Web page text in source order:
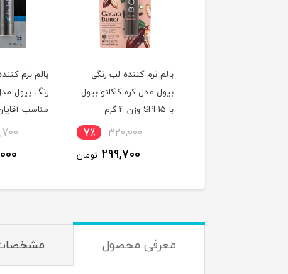
بالم نرم کننده لب رنگی
بیول مدل کره کاکائو بیول
با SPF15 وزن 4 گرم
320,000 7٪
299,700 تومان
بالم نرم
رنگ بیول
معرفی محصول